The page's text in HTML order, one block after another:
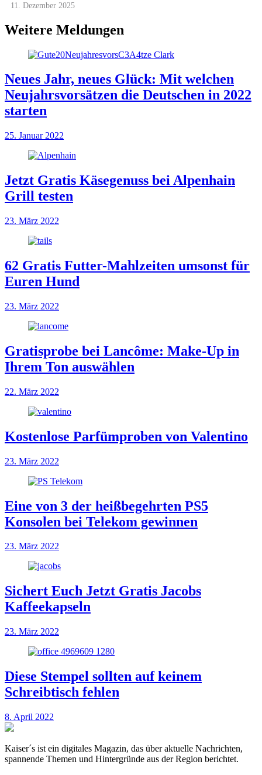
11. Dezember 2025
Weitere Meldungen
Neues Jahr, neues Glück: Mit welchen
Neujahrsvorsätzen die Deutschen in 2022
starten
25. Januar 2022
Jetzt Gratis Käsegenuss bei Alpenhain
Grill testen
23. März 2022
62 Gratis Futter-Mahlzeiten umsonst für
Euren Hund
23. März 2022
Gratisprobe bei Lancôme: Make-Up in
Ihrem Ton auswählen
22. März 2022
Kostenlose Parfümproben von Valentino
23. März 2022
Eine von 3 der heißbegehrten PS5
Konsolen bei Telekom gewinnen
23. März 2022
Sichert Euch Jetzt Gratis Jacobs
Kaffeekapseln
23. März 2022
Diese Stempel sollten auf keinem
Schreibtisch fehlen
8. April 2022
Kaiser´s ist ein digitales Magazin, das über aktuelle Nachrichten,
spannende Themen und Hintergründe aus der Region berichtet.